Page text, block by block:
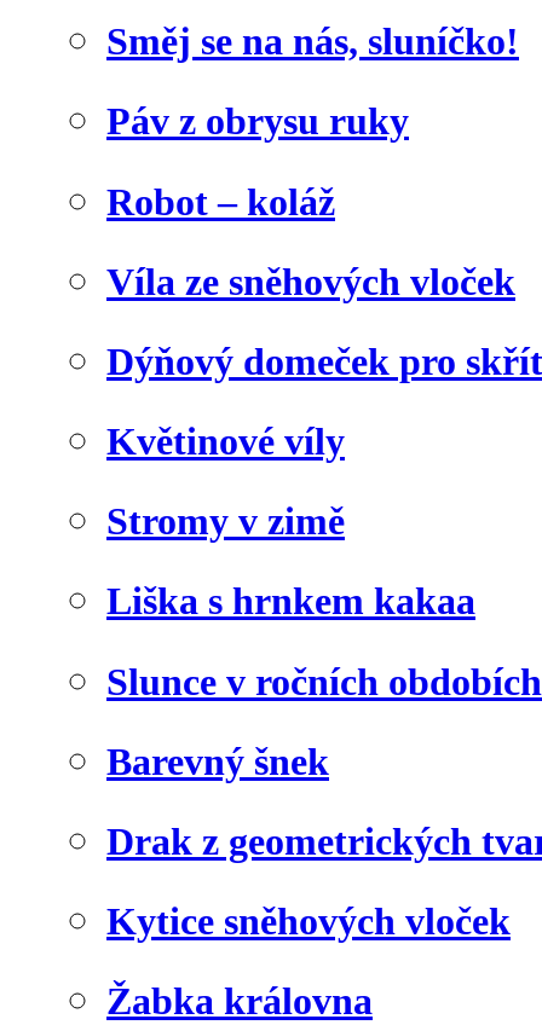
Směj se na nás, sluníčko!
Páv z obrysu ruky
Robot – koláž
Víla ze sněhových vloček
Dýňový domeček pro
Květinové víly
Stromy v zimě
Liška s hrnkem kakaa
Slunce v ročních obdobích
Barevný šnek
Drak z geometrických
Kytice sněhových vloček
Žabka královna